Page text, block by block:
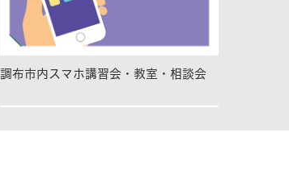
調布市内スマホ講習会・教室・相談会